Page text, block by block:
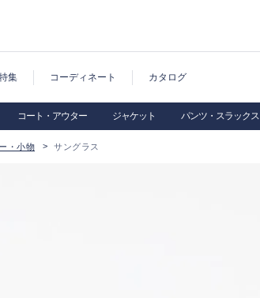
集 コーディネート カタログ
コート・アウター ジャケット パンツ・スラックス
・小物 サングラス